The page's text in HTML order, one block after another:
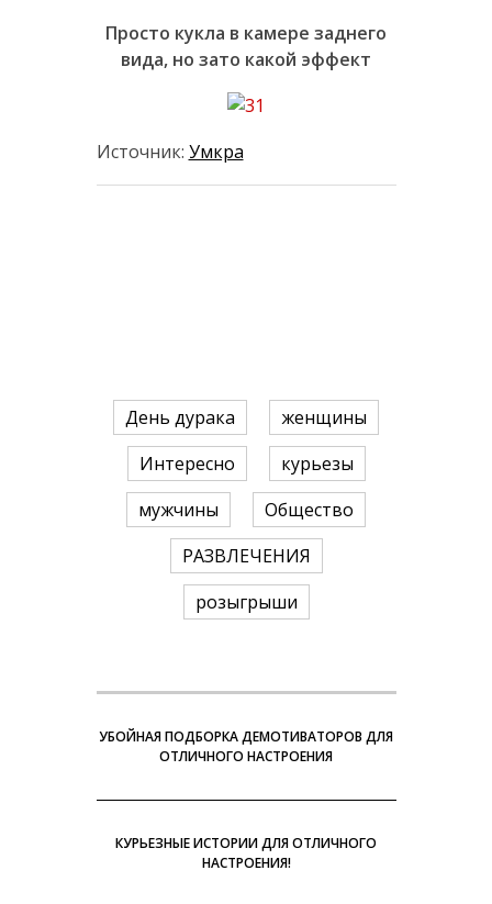
Просто кукла в камере заднего
вида, но зато какой эффект
Источник: Умкра
День дурака
женщины
Интересно
курьезы
мужчины
Общество
РАЗВЛЕЧЕНИЯ
розыгрыши
УБОЙНАЯ ПОДБОРКА ДЕМОТИВАТОРОВ ДЛЯ
ОТЛИЧНОГО НАСТРОЕНИЯ
КУРЬЕЗНЫЕ ИСТОРИИ ДЛЯ ОТЛИЧНОГО
НАСТРОЕНИЯ!